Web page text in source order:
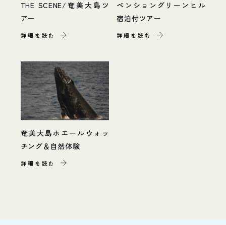
THE SCENE/奄美大島ツ
アー
詳細を読む
ペンショングリーンヒル
宿泊付ツアー
詳細を読む
奄美大島ホエールウォッ
チング＆自然体験
詳細を読む